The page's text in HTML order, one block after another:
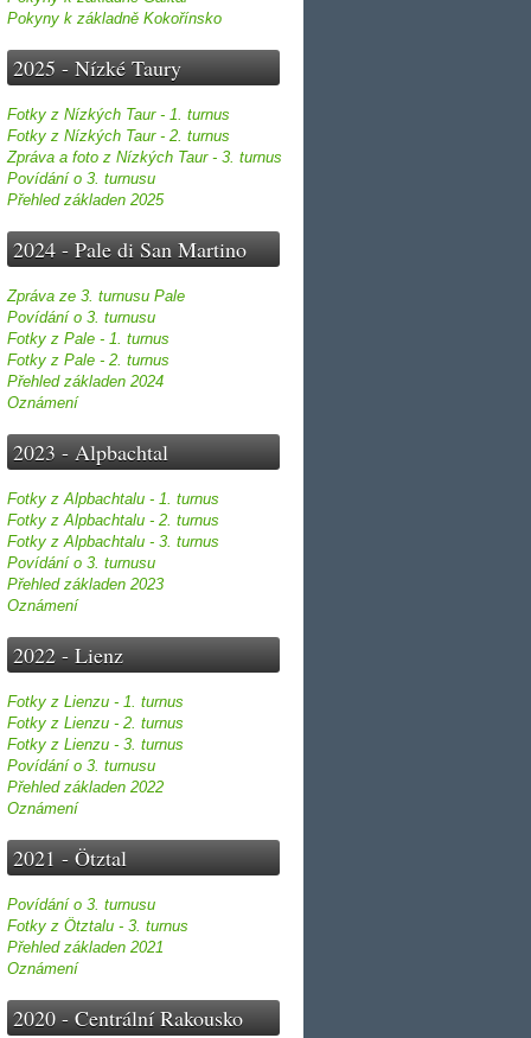
Pokyny k základně Kokořínsko
2025 - Nízké Taury
Fotky z Nízkých Taur - 1. turnus
Fotky z Nízkých Taur - 2. turnus
Zpráva a foto z Nízkých Taur - 3. turnus
Povídání o 3. turnusu
Přehled základen 2025
2024 - Pale di San Martino
Zpráva ze 3. turnusu Pale
Povídání o 3. turnusu
Fotky z Pale - 1. turnus
Fotky z Pale - 2. turnus
Přehled základen 2024
Oznámení
2023 - Alpbachtal
Fotky z Alpbachtalu - 1. turnus
Fotky z Alpbachtalu - 2. turnus
Fotky z Alpbachtalu - 3. turnus
Povídání o 3. turnusu
Přehled základen 2023
Oznámení
2022 - Lienz
Fotky z Lienzu - 1. turnus
Fotky z Lienzu - 2. turnus
Fotky z Lienzu - 3. turnus
Povídání o 3. turnusu
Přehled základen 2022
Oznámení
2021 - Ötztal
Povídání o 3. turnusu
Fotky z Ötztalu - 3. turnus
Přehled základen 2021
Oznámení
2020 - Centrální Rakousko